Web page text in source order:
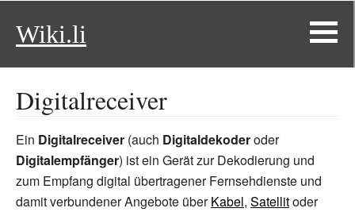
Wiki.li
Digitalreceiver
Ein Digitalreceiver (auch Digitaldekoderoder
Digitalempfänger) ist ein Gerät zur Dekodierung und
zum Empfang digital übertragener Fernsehdienste und
damit verbundener Angebote überKabel, Satellitoder